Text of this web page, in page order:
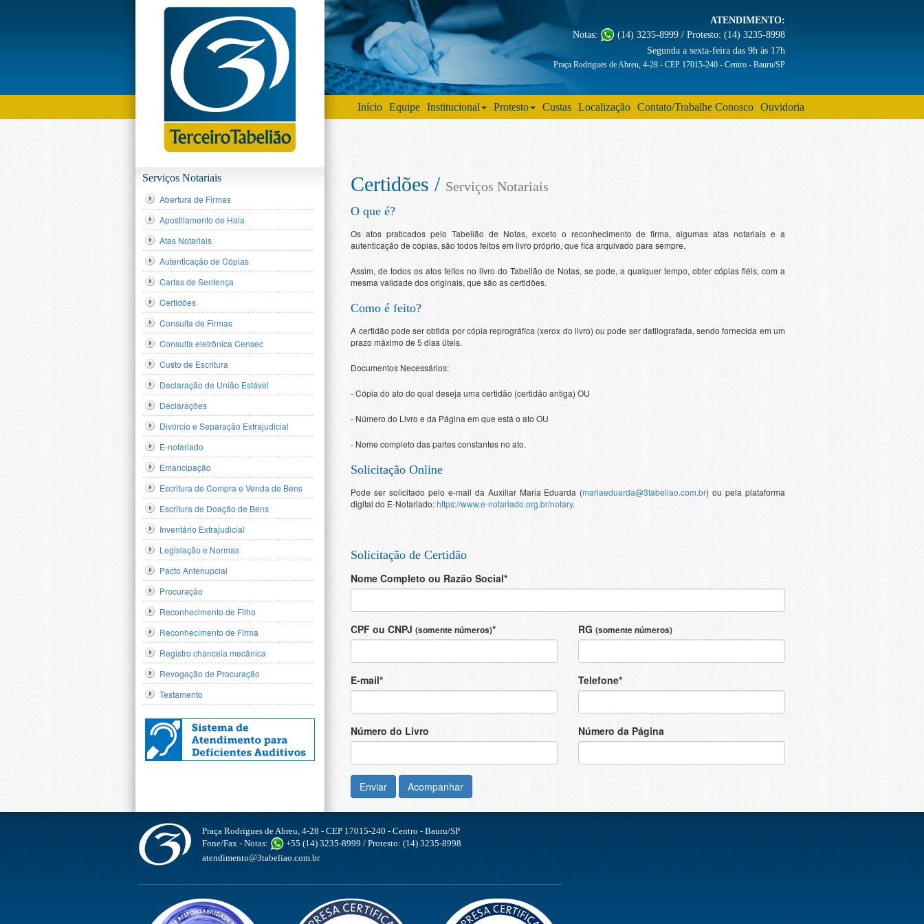
ATENDIMENTO:
Notas:
(14) 3235-8999 / Protesto: (14) 3235-8998
Segunda a sexta-feira das 9h às 17h
Praça Rodrigues de Abreu, 4-28 - CEP 17015-240 - Centro - Bauru/SP
Início Equipe Institucional Protesto Custas Localização Contato/Trabalhe Conosco Ouvidoria
Serviços Notariais
Abertura de Firmas
Apostilamento de Haia
Atas Notariais
Autenticação de Cópias
Cartas de Sentença
Certidões
Consulta de Firmas
Consulta eletrônica Censec
Custo de Escritura
Declaração de União Estável
Declarações
Divórcio e Separação Extrajudicial
E-notariado
Emancipação
Escritura de Compra e Venda de Bens
Escritura de Doação de Bens
Inventário Extrajudicial
Legislação e Normas
Pacto Antenupcial
Procuração
Reconhecimento de Filho
Reconhecimento de Firma
Registro chancela mecânica
Revogação de Procuração
Testamento
Certidões / Serviços Notariais
O que é?
Os atos praticados pelo Tabelião de Notas, exceto o reconhecimento de firma, algumas atas notariais e a
autenticação de cópias, são todos feitos em livro próprio, que fica arquivado para sempre.
Assim, de todos os atos feitos no livro do Tabelião de Notas, se pode, a qualquer tempo, obter cópias fiéis, com a
mesma validade dos originais, que são as certidões.
Como é feito?
A certidão pode ser obtida por cópia reprográfica (xerox do livro) ou pode ser datilografada, sendo fornecida em um
prazo máximo de 5 dias úteis.
Documentos Necessários:
- Cópia do ato do qual deseja uma certidão (certidão antiga) OU
- Número do Livro e da Página em que está o ato OU
- Nome completo das partes constantes no ato.
Solicitação Online
Pode ser solicitado pelo e-mail da Auxiliar Maria Eduarda (mariaeduarda@3tabeliao.com.br) ou pela plataforma
digital do E-Notariado:https://www.e-notariado.org.br/notary.
Solicitação de Certidão
Nome Completo ou Razão Social*
CPF ou CNPJ(somente números)* RG(somente números)
E-mail* Telefone*
Número do Livro Número da Página
Enviar Acompanhar
Praça Rodrigues de Abreu, 4-28 - CEP 17015-240 - Centro - Bauru/SP
Fone/Fax - Notas:
+55 (14) 3235-8999 / Protesto: (14) 3235-8998
atendimento@3tabeliao.com.br